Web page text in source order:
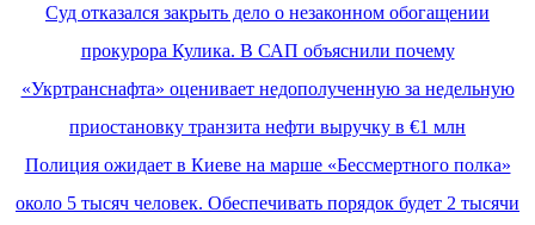
Суд отказался закрыть дело о незаконном обогащении
прокурора Кулика. В САП объяснили почему
«Укртранснафта» оценивает недополученную за недельную
приостановку транзита нефти выручку в €1 млн
Полиция ожидает в Киеве на марше «Бессмертного полка»
около 5 тысяч человек. Обеспечивать порядок будет 2 тысячи